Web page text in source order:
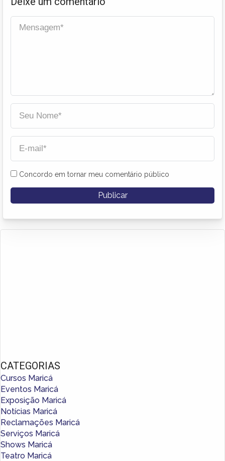
Concordo em tornar meu comentário público
CATEGORIAS
Cursos Maricá
Eventos Maricá
Exposição Maricá
Notícias Maricá
Reclamações Maricá
Serviços Maricá
Shows Maricá
Teatro Maricá